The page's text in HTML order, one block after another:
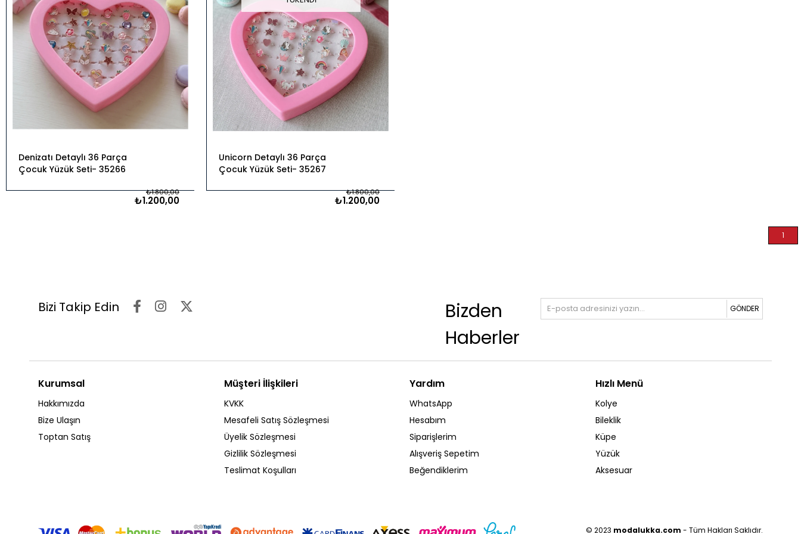
Nomi Charmlar
VIP Şahmeranlar
Bijuteri Halhal
VIP Halhal
Kol
Saati
VIP
Yüzükler
Çanta
Çanta
Charmı
Denizatı Detaylı 36 Parça
Çocuk Yüzük Seti 35266
₺1.200,00
₺1.800,00
Unicorn Detaylı 36 Parça
Çocuk Yüzük Seti 35267
₺1.200,00
₺1.800,00
1
Bizi Takip Edin
Bizden
Haberler
GÖNDER
Kurumsal
Hakkımızda
Bize Ulaşın
Toptan Satış
Müşteri İlişkileri
KVKK
Mesafeli Satış Sözleşmesi
Üyelik Sözleşmesi
Gizlilik Sözleşmesi
Teslimat Koşulları
Yardım
WhatsApp
Hesabım
Siparişlerim
Alışveriş Sepetim
Beğendiklerim
Hızlı Menü
Kolye
Bileklik
Küpe
Yüzük
Aksesuar
© 2023 modalukka.com - Tüm Hakları Saklıdır.